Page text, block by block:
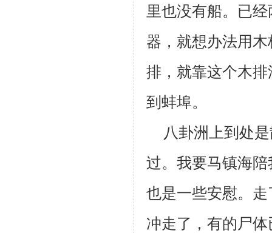
里也没有船。已
器，就想办法用
排，就靠这个木
到蚌埠。
八卦洲上到处
过。我要马镇海
也是一些安慰。
冲走了，有的尸